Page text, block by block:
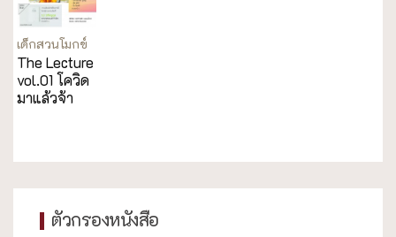
เด็กสวนโมกข์
The Lecture
vol.01 โควิด
มาแล้วจ้า
ตัวกรองหนังสือ